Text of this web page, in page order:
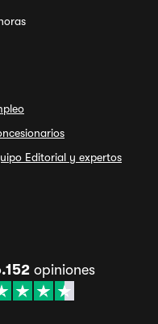
Editorial y expertos
opiniones